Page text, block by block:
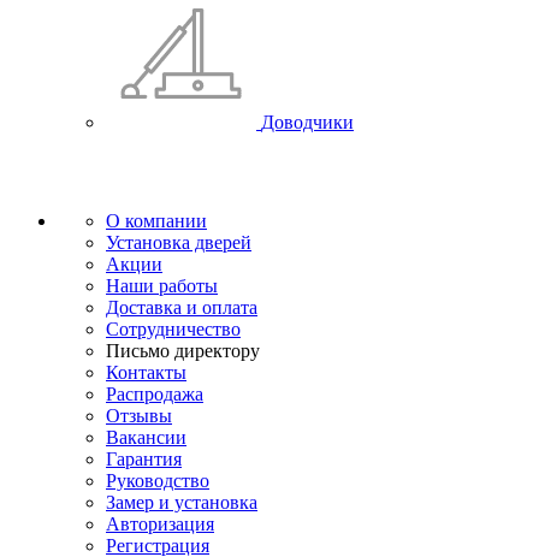
Доводчики
О компании
Установка дверей
Акции
Наши работы
Доставка и оплата
Сотрудничество
Письмо директору
Контакты
Распродажа
Отзывы
Вакансии
Гарантия
Руководство
Замер и установка
Авторизация
Регистрация